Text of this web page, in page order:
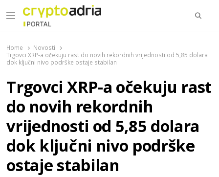
Menu
Home
Novosti
Trgovci XRP-a očekuju rast do novih rekordnih vrijednosti od 5,85 dolara
dok ključni nivo podrške ostaje stabilan
Trgovci XRP-a očekuju rast
do novih rekordnih
vrijednosti od 5,85 dolara
dok ključni nivo podrške
ostaje stabilan